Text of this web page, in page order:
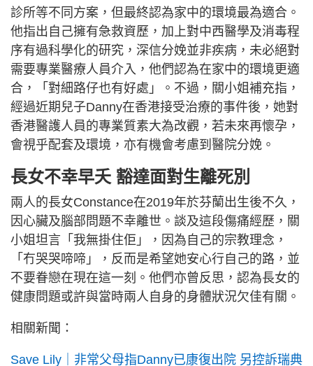
診所等不同方案，但最終認為家中的環境最為適合。
他指出自己擁有急救資歷，加上對中西醫學及消毒程
序有過科學化的研究，深信分娩並非疾病，未必絕對
需要專業醫療人員介入，他們認為在家中的環境更適
合，「對細路仔也有好處」。不過，關小姐補充指，
經過近期兒子Danny在香港接受治療的事件後，她對
香港醫護人員的專業質素大為改觀，若未來再懷孕，
會視乎配套及環境，亦有機會考慮到醫院分娩。
長女不幸早夭 豁達面對生離死別
兩人的長女Constance在2019年於芬蘭出生後不久，
因心臟及腦部問題不幸離世。談及這段傷痛經歷，關
小姐坦言「我無掛住佢」，因為自己的宗教理念，
「冇哭哭啼啼」，反而是希望她安心行自己的路，並
不要眷戀在現在這一刻。他們亦曾反思，認為長女的
健康問題或許與當時兩人自身的身體狀況欠佳有關。
相關新聞：
Save Lily｜非常父母指Danny已康復出院 另控訴瑞典